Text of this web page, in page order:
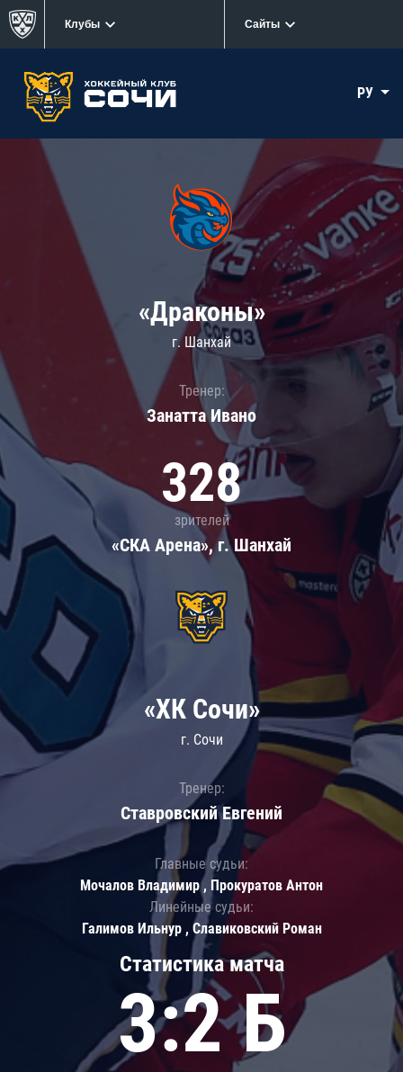
Клубы Сайты
РУ
«Драконы»
г. Шанхай
Тренер:
Занатта Иванo
328
зрителей
«СКА Арена», г. Шанхай
Статистика матча
3:2 Б
«ХК Сочи»
г. Сочи
Тренер:
Ставровский Евгений
Главные судьи:
Мочалов Владимир , Прокуратов Антон
Линейные судьи:
Галимов Ильнур , Славиковский Роман